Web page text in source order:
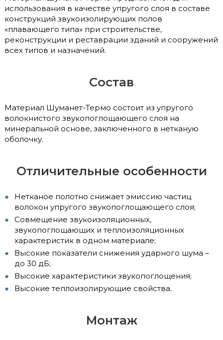
использования в качестве упругого слоя в составе
конструкций звукоизолирующих полов
«плавающего типа» при строительстве,
реконструкции и реставрации зданий и сооружений
всех типов и назначений.
Состав
Материал Шуманет-Термо состоит из упругого
волокнистого звукопоглощающего слоя на
минеральной основе, заключенного в нетканую
оболочку.
Отличительные особенности
Нетканое полотно снижает эмиссию частиц
волокон упругого звукопоглощающего слоя;
Совмещение звукоизоляционных,
звукопоглощающих и теплоизоляционных
характеристик в одном материале;
Высокие показатели снижения ударного шума –
до 30 дБ;
Высокие характеристики звукопоглощения;
Высокие теплоизолирующие свойства.
Монтаж